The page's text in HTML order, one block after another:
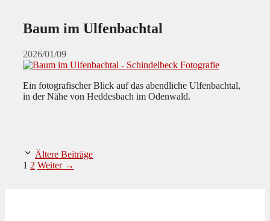
Baum im Ulfenbachtal
2026/01/09
Ein fotografischer Blick auf das abendliche Ulfenbachtal,
in der Nähe von Heddesbach im Odenwald.
Ältere Beiträge
Seite
1 Seite
2 Weiter →